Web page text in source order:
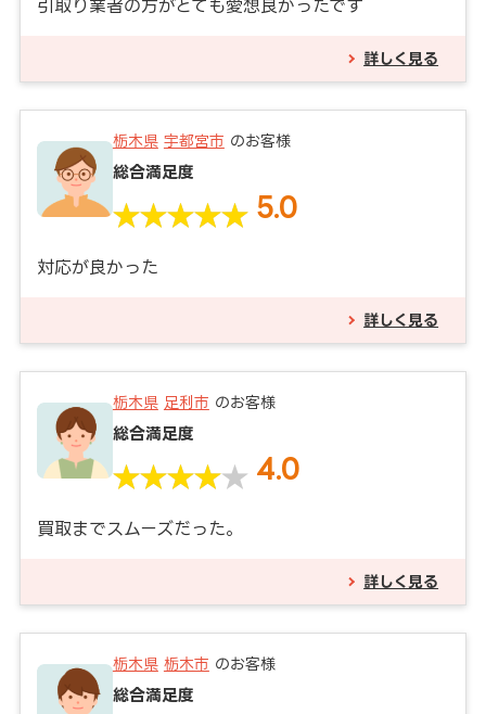
引取り業者の方がとても愛想良かったです
詳しく見る
栃木県 宇都宮市 のお客様
総合満足度
5.0
対応が良かった
詳しく見る
栃木県 足利市 のお客様
総合満足度
4.0
買取までスムーズだった。
詳しく見る
栃木県 栃木市 のお客様
総合満足度